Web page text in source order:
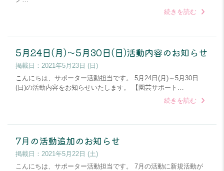
続きを読む
5月24日(月)～5月30日(日)活動内容のお知らせ
掲載日： 2021年5月23日 (日)
こんにちは、サポーター活動担当です。 5月24日(月)～5月30日
(日)の活動内容をお知らせいたします。 【園芸サポート…
続きを読む
7月の活動追加のお知らせ
掲載日： 2021年5月22日 (土)
こんにちは、サポーター活動担当です。 7月の活動に新規活動が